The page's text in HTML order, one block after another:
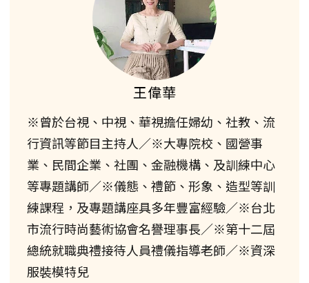
王偉華
※曾於台視、中視、華視擔任婦幼、社教、流
行資訊等節目主持人／※大專院校、國營事
業、民間企業、社團、金融機構、及訓練中心
等專題講師／※儀態、禮節、形象、造型等訓
練課程，及專題講座具多年豐富經驗／※台北
市流行時尚藝術協會名譽理事長／※第十二屆
總統就職典禮接待人員禮儀指導老師／※資深
服裝模特兒